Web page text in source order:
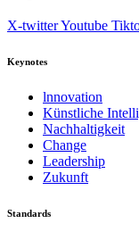
X-twitterYoutube
Keynotes
lnnovation
Künstliche
Nachhaltigkeit
Change
Leadership
Zukunft
Standards